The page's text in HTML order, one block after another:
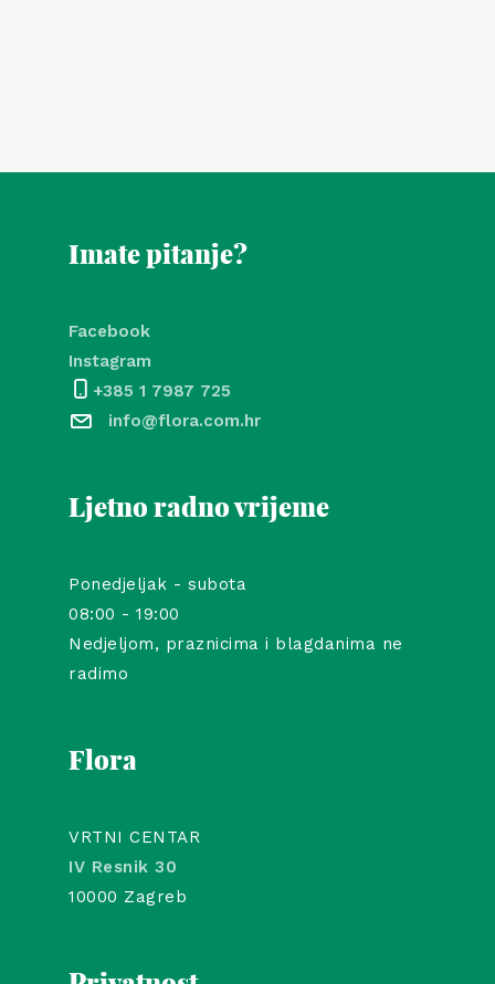
Imate pitanje?
Facebook
Instagram
+385 1 7987 725
info@flora.com.hr
Ljetno radno vrijeme
Ponedjeljak - subota
08:00 - 19:00
Nedjeljom, praznicima i blagdanima ne
radimo
Flora
VRTNI CENTAR
IV Resnik 30
10000 Zagreb